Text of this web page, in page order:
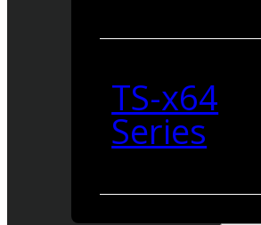
TS-x64
Series